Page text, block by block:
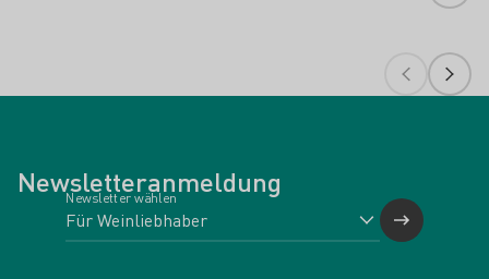
Newsletteranmeldung
Newsletter wählen